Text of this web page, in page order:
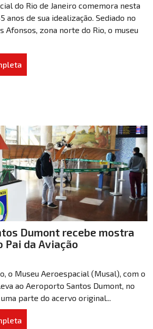
do Rio de Janeiro comemora nesta
anos de sua idealização. Sediado no
Afonsos, zona norte do Rio, o museu
Dumont recebe mostra
Pai da Aviação
o Museu Aeroespacial (Musal), com o
ao Aeroporto Santos Dumont, no
uma parte do acervo original...